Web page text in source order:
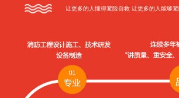
让更多的人懂得避险自救 让更多的人能够